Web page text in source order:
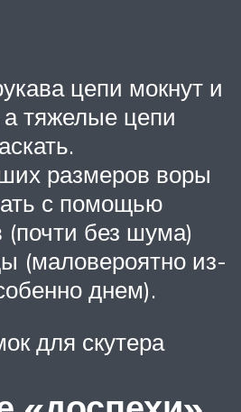
цепи мокнут и
а тяжелые цепи
размеров воры
с помощью
(почти без шума)
(маловероятно из-
днем).
для скутера